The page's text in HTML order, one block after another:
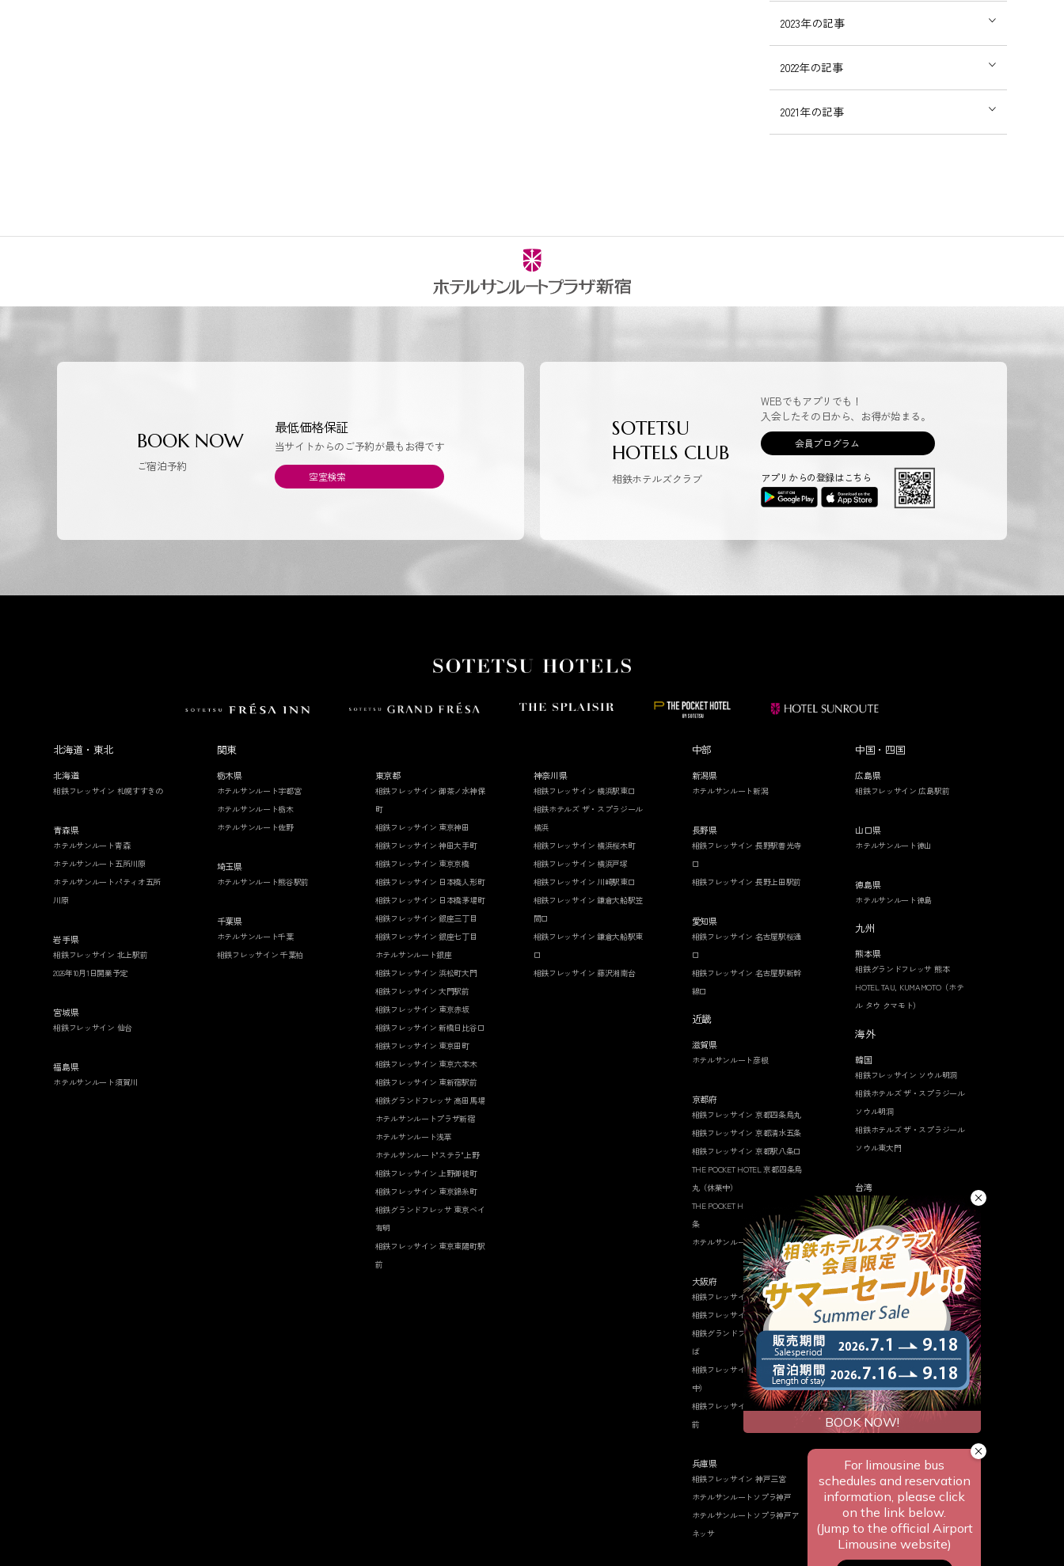
2023年の記事
2022年の記事
2021年の記事
BOOK NOW
ご宿泊予約
最低価格保証
当サイトからのご予約が最もお得です
空室検索
SOTETSU
HOTELS CLUB
相鉄ホテルズクラブ
WEBでもアプリでも！
入会したその日から、お得が始まる。
会員プログラム
アプリからの登録はこちら
北海道・東北
北海道
相鉄フレッサイン 札幌すすきの
青森県
ホテルサンルート青森
ホテルサンルート五所川原
ホテルサンルートパティオ五所
川原
岩手県
相鉄フレッサイン 北上駅前
2026年10月1日開業予定
宮城県
相鉄フレッサイン 仙台
福島県
ホテルサンルート須賀川
関東
栃木県
ホテルサンルート宇都宮
ホテルサンルート栃木
ホテルサンルート佐野
埼玉県
ホテルサンルート熊谷駅前
千葉県
ホテルサンルート千葉
相鉄フレッサイン 千葉柏
東京都
相鉄フレッサイン 御茶ノ水神保
町
相鉄フレッサイン 東京神田
相鉄フレッサイン 神田大手町
相鉄フレッサイン 東京京橋
相鉄フレッサイン 日本橋人形町
相鉄フレッサイン 日本橋茅場町
相鉄フレッサイン 銀座三丁目
相鉄フレッサイン 銀座七丁目
ホテルサンルート銀座
相鉄フレッサイン 浜松町大門
相鉄フレッサイン 大門駅前
相鉄フレッサイン 東京赤坂
相鉄フレッサイン 新橋日比谷口
相鉄フレッサイン 東京田町
相鉄フレッサイン 東京六本木
相鉄フレッサイン 東新宿駅前
相鉄グランドフレッサ 高田馬場
ホテルサンルートプラザ新宿
ホテルサンルート浅草
ホテルサンルート"ステラ"上野
相鉄フレッサイン 上野御徒町
相鉄フレッサイン 東京錦糸町
相鉄グランドフレッサ 東京ベイ
有明
相鉄フレッサイン 東京東陽町駅
前
神奈川県
相鉄フレッサイン 横浜駅東口
相鉄ホテルズ ザ・スプラジール
横浜
相鉄フレッサイン 横浜桜木町
相鉄フレッサイン 横浜戸塚
相鉄フレッサイン 川崎駅東口
相鉄フレッサイン 鎌倉大船駅笠
間口
相鉄フレッサイン 鎌倉大船駅東
口
相鉄フレッサイン 藤沢湘南台
中部
新潟県
ホテルサンルート新潟
長野県
相鉄フレッサイン 長野駅善光寺
口
相鉄フレッサイン 長野上田駅前
愛知県
相鉄フレッサイン 名古屋駅桜通
口
相鉄フレッサイン 名古屋駅新幹
線口
近畿
滋賀県
ホテルサンルート彦根
京都府
相鉄フレッサイン 京都四条烏丸
相鉄フレッサイン 京都清水五条
相鉄フレッサイン 京都駅八条口
THE POCKET HOTEL 京都四条烏
丸（休業中）
THE POCKET HOTEL 京都烏丸五
条
ホテルサンルート福知山
大阪府
相鉄フレッサイン 北浜
相鉄フレッサイン 大阪心斎橋
相鉄グランドフレッサ 大阪なん
ば
相鉄フレッサイン 淀屋橋（休業
中）
相鉄フレッサイン 大阪なんば駅
前
兵庫県
相鉄フレッサイン 神戸三宮
ホテルサンルートソプラ神戸
ホテルサンルートソプラ神戸ア
ネッサ
中国・四国
広島県
相鉄フレッサイン 広島駅前
山口県
ホテルサンルート徳山
徳島県
ホテルサンルート徳島
九州
熊本県
相鉄グランドフレッサ 熊本
HOTEL TAU, KUMAMOTO（ホテ
ル タウ クマモト）
海外
韓国
相鉄フレッサイン ソウル明洞
相鉄ホテルズ ザ・スプラジール
ソウル明洞
相鉄ホテルズ ザ・スプラジール
ソウル東大門
台湾
相鉄グランドフレッサ 台北西門
ホテルサンルート台北
ベトナム
相鉄グランドフレッサ サイゴン
タイ
相鉄グランドフレッサ バンコク